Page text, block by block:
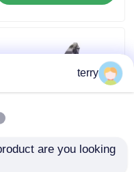
طلب اقتباس
terry
are you looking